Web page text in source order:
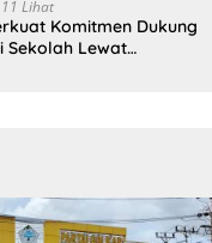
11 Lihat
Komitmen Dukung
Sekolah Lewat